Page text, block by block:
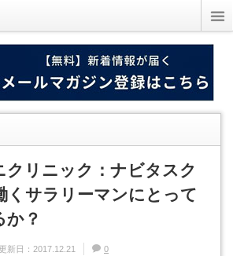
：ナビタスクリニックは働くサラリーマンにとっての福
クリニック：ナビタスク
くサラリーマンにとって
か？
更新日： 2017.12.21 0